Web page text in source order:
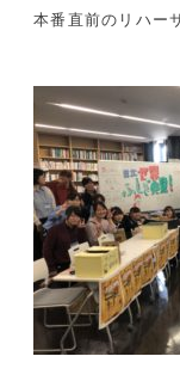
本番直前のリハー